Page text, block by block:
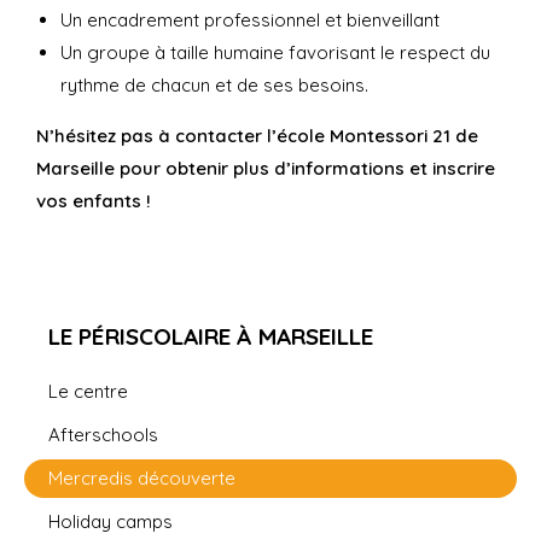
Un encadrement professionnel et bienveillant
Un groupe à taille humaine favorisant le respect du
rythme de chacun et de ses besoins.
N’hésitez pas à contacter l’école Montessori 21 de
Marseille pour obtenir plus d’informations et inscrire
vos enfants !
LE PÉRISCOLAIRE À MARSEILLE
Le centre
Afterschools
Mercredis découverte
Holiday camps